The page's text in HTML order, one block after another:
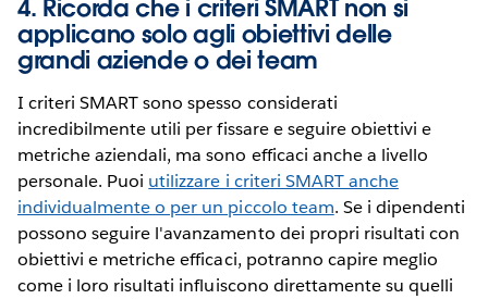
4. Ricorda che i criteri SMART non si
applicano solo agli obiettivi delle
grandi aziende o dei team
I criteri SMART sono spesso considerati
incredibilmente utili per fissare e seguire obiettivi e
metriche aziendali, ma sono efficaci anche a livello
personale. Puoi utilizzare i criteri SMART anche
individualmente o per un piccolo team. Se i dipendenti
possono seguire l'avanzamento dei propri risultati con
obiettivi e metriche efficaci, potranno capire meglio
come i loro risultati influiscono direttamente su quelli